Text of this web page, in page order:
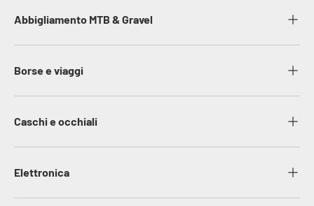
Abbigliamento MTB & Gravel
Borse e viaggi
Caschi e occhiali
Elettronica